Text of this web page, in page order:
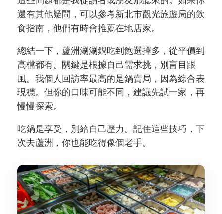
還有其他疑問，可以參考新北市觀光旅遊局的飲
食指南，他們有時會推薦在地店家。
總結一下，蘆洲涮涮鍋吃到飽選擇多，從平價到
高檔都有。關鍵是根據自己需求挑，別盲目跟
風。我個人回訪率最高的是鍋賣局，因為綜合表
現穩。但你的口味可能不同，建議先試一家，再
慢慢探索。
吃鍋是享受，別給自己壓力。記住這些技巧，下
次去蘆洲，你也能吃得像個老手。